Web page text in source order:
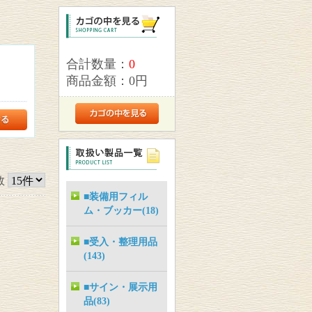
合計数量： 0
商品金額： 0円
■装備用フィル
ム・ブッカー(18)
■受入・整理用品
(143)
■サイン・展示用
品(83)